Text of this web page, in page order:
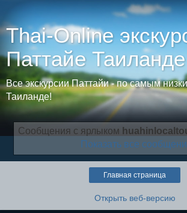
Thai-Online
Паттайе Таиланде
Все экскурсии Паттайи - по самым
Таиланде!
Сообщения с ярлыком
Показать все
Главная страница
Открыть веб-версию